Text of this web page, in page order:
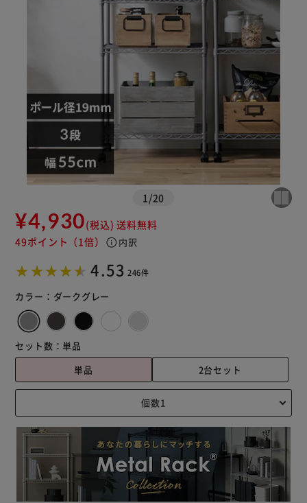
1 /20
¥4,930(税込) 送料無料
49ポイント （1倍） info 内訳
4.53 246件
カラー： ダークグレー
セット数： 単品
単品
2台セット
※ご確認ください
カートに入れる